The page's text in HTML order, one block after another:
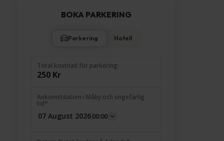
BOKA PARKERING
Parkering Hotell
Total kostnad för parkering:
250 Kr
Ankomstdatum i Måby och ungefärlig
tid*
00:00